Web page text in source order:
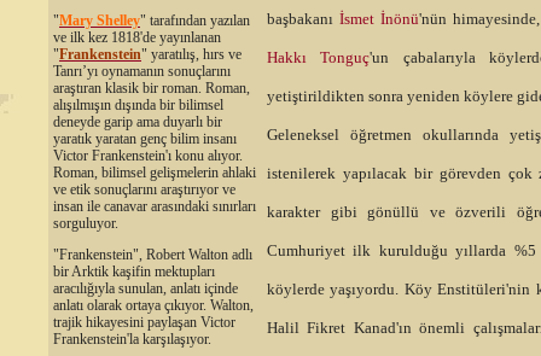
"Mary Shelley" tarafından yazılan
ve ilk kez 1818'de yayınlanan
"Frankenstein" yaratılış, hırs ve
Tanrı’yı oynamanın sonuçlarını
araştıran klasik bir roman. Roman,
alışılmışın dışında bir bilimsel
deneyde garip ama duyarlı bir
yaratık yaratan genç bilim insanı
Victor Frankenstein'ı konu alıyor.
Roman, bilimsel gelişmelerin ahlaki
ve etik sonuçlarını araştırıyor ve
insan ile canavar arasındaki sınırları
sorguluyor.
"Frankenstein", Robert Walton adlı
bir Arktik kaşifin mektupları
aracılığıyla sunulan, anlatı içinde
anlatı olarak ortaya çıkıyor. Walton,
trajik hikayesini paylaşan Victor
Frankenstein'la karşılaşıyor.
başbakanı İsmet İnönü'nün
Hakkı Tonguç'un çabalarıyla
yetiştirildikten sonra yeniden köylere
Geleneksel öğretmen okullarında
istenilerek yapılacak bir görevden
karakter gibi gönüllü ve özverili
Cumhuriyet ilk kurulduğu yıllarda
köylerde yaşıyordu. Köy Enstitüleri'nin
Halil Fikret Kanad'ın önemli